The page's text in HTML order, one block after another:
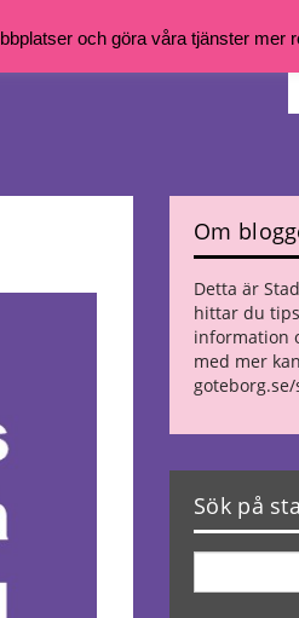
Om
Detta är
hittar du
information
med mer
Sök på
och göra våra tjänster mer